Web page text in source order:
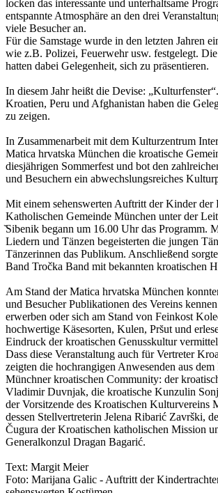
locken das interessante und unterhaltsame
entspannte Atmosphäre an den drei
viele Besucher an.
Für die Samstage wurde in den letzten Jahren
wie z.B. Polizei, Feuerwehr usw. festgelegt.
hatten dabei Gelegenheit, sich zu präsentieren.
In diesem Jahr heißt die Devise:
Kroatien, Peru und Afghanistan haben die
zu zeigen.
In Zusammenarbeit mit dem Kulturzentrum
Matica hrvatska München die kroatische
diesjährigen Sommerfest und bot den
und Besuchern ein abwechslungsreiches
Mit einem sehenswerten Auftritt der Kinder der
Katholischen Gemeinde München unter der
̌Sibenik begann um 16.00 Uhr das Programm.
Liedern und Tänzen begeisterten die jungen
Tänzerinnen das Publikum. Anschließend
Band Tročka Band mit bekannten kroatischen
Am Stand der Matica hrvatska München
und Besucher Publikationen des Vereins
erwerben oder sich am Stand von Feinkost
hochwertige Käsesorten, Kulen, Prs̆ut und
Eindruck der kroatischen Genusskultur
Dass diese Veranstaltung auch für Vertreter
zeigten die hochrangigen Anwesenden aus
Münchner kroatischen Community: der
Vladimir Duvnjak, die kroatische Kunzulin
der Vorsitzende des Kroatischen Kulturvereins
dessen Stellvertreterin Jelena Ribarić Završki,
Čugura der Kroatischen katholischen Mission
Generalkonzul Dragan Bagarić.
Text: Margit Meier
Foto: Marijana Galic - Auftritt der